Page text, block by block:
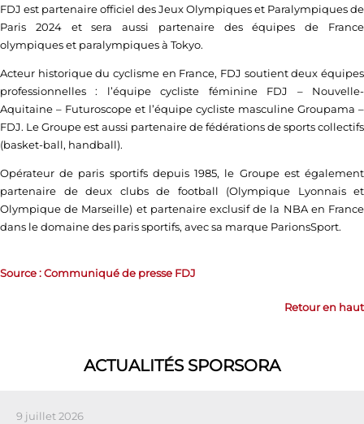
FDJ est partenaire officiel des Jeux Olympiques et Paralympiques de
Paris 2024 et sera aussi partenaire des équipes de France
olympiques et paralympiques à Tokyo.
Acteur historique du cyclisme en France, FDJ soutient deux équipes
professionnelles : l’équipe cycliste féminine FDJ – Nouvelle-
Aquitaine – Futuroscope et l’équipe cycliste masculine Groupama –
FDJ. Le Groupe est aussi partenaire de fédérations de sports collectifs
(basket-ball, handball).
Opérateur de paris sportifs depuis 1985, le Groupe est également
partenaire de deux clubs de football (Olympique Lyonnais et
Olympique de Marseille) et partenaire exclusif de la NBA en France
dans le domaine des paris sportifs, avec sa marque ParionsSport.
Source : Communiqué de presse FDJ
Retour en haut
ACTUALITÉS SPORSORA
9 juillet 2026